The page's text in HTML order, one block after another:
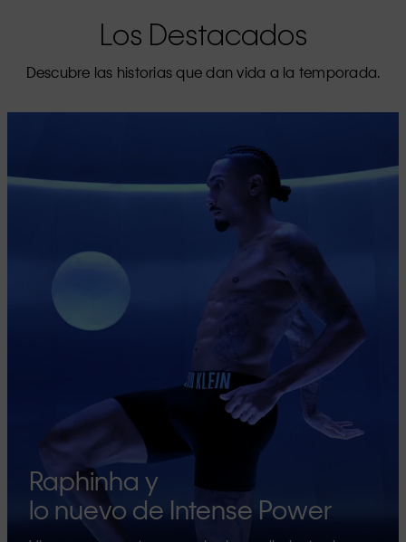
Los Destacados
Descubre las historias que dan vida a la temporada.
Raphinha y
lo nuevo de Intense Power